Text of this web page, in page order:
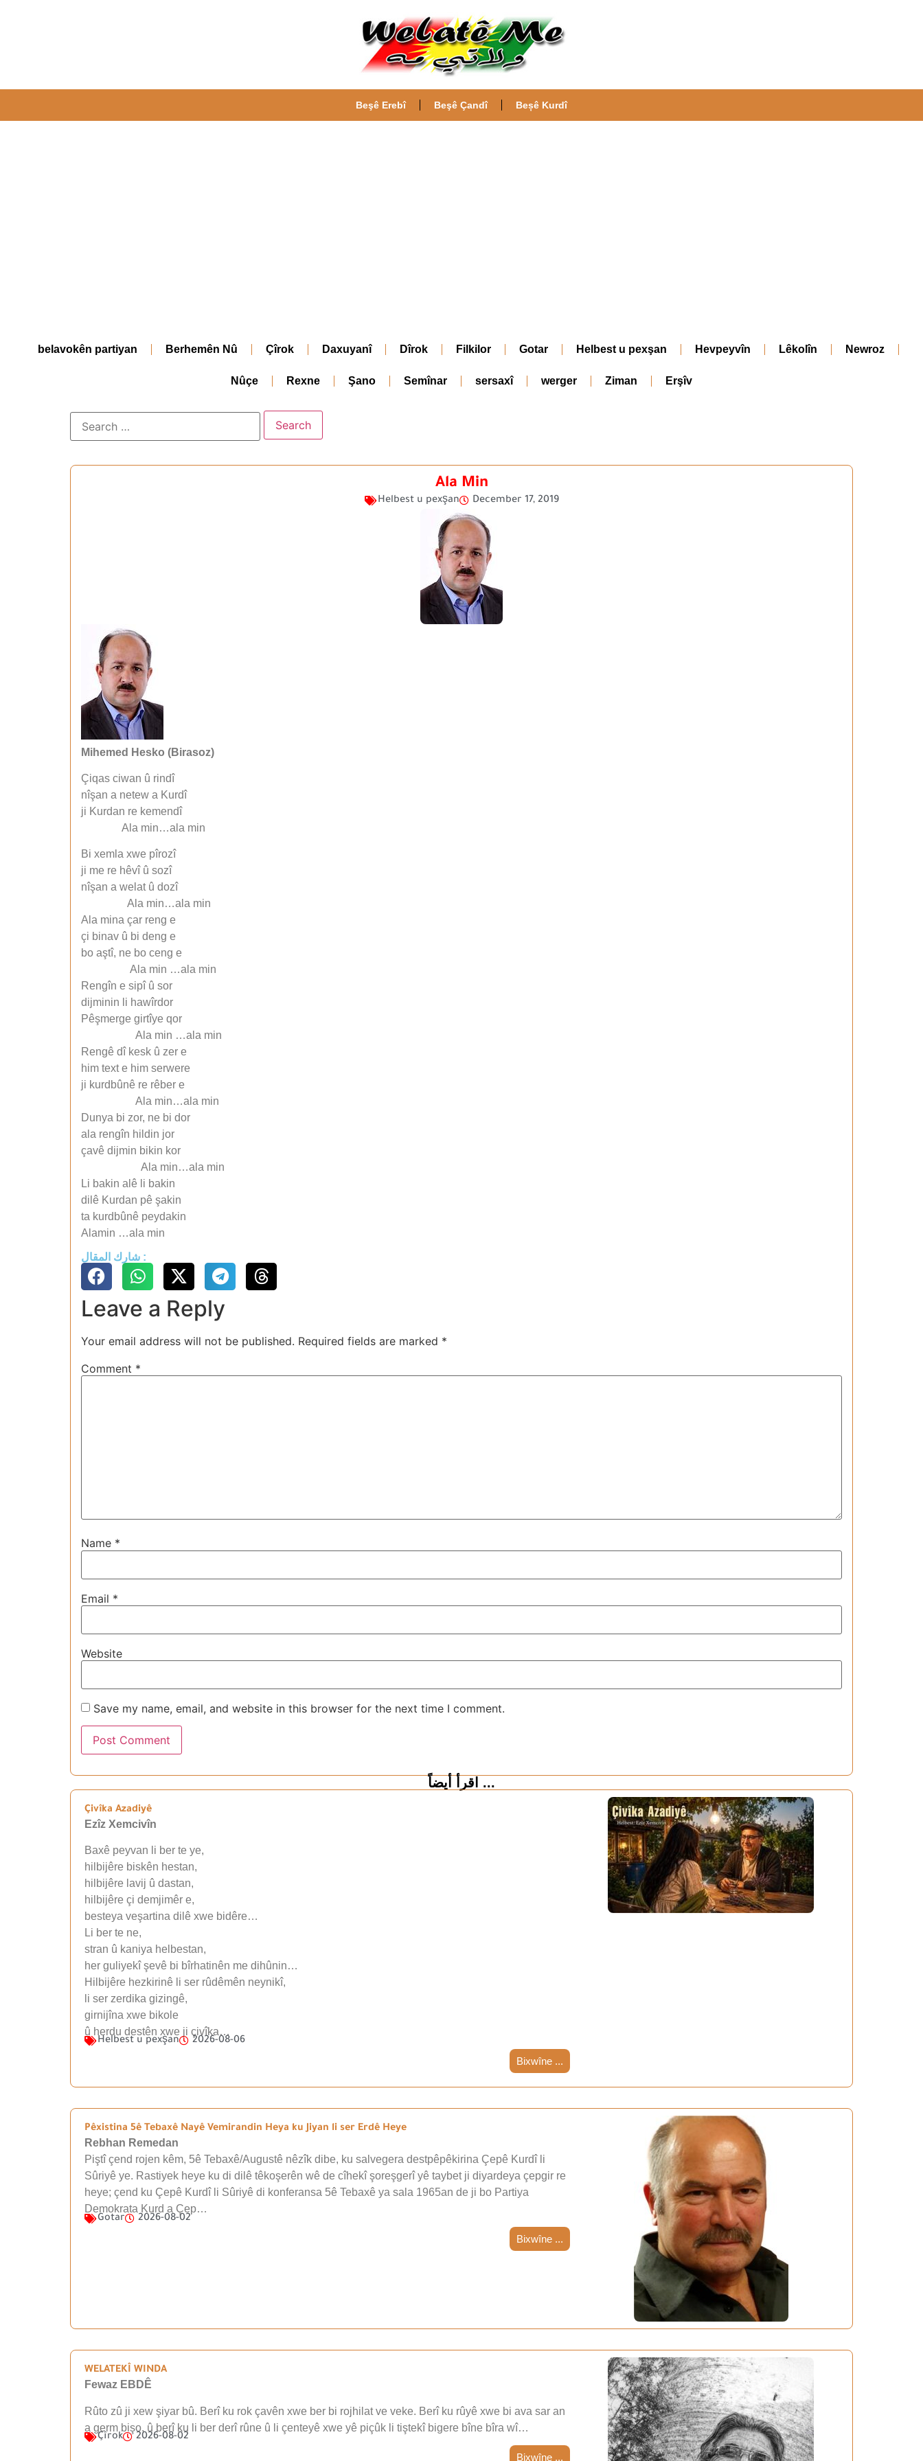
Beşê Erebî Beşê Çandî Beșê Kurdî
belavokên partiyan Berhemên Nû Çîrok Daxuyanî Dîrok Filkilor Gotar Helbest u pexşan Hevpeyvîn Lêkolîn Newroz
Nûçe Rexne Şano Semînar sersaxî werger Ziman Erşîv
Ala Min
Helbest u pexşan December 17, 2019
Mihemed Hesko (Birasoz)
Çiqas ciwan û rindî
nîşan a netew a Kurdî
ji Kurdan re kemendî
Ala min…ala min
Bi xemla xwe pîrozî
ji me re hêvî û sozî
nîşan a welat û dozî
Ala min…ala min
Ala mina çar reng e
çi binav û bi deng e
bo aştî, ne bo ceng e
Ala min …ala min
Rengîn e sipî û sor
dijminin li hawîrdor
Pêşmerge girtîye qor
Ala min …ala min
Rengê dî kesk û zer e
him text e him serwere
ji kurdbûnê re rêber e
Ala min…ala min
Dunya bi zor, ne bi dor
ala rengîn hildin jor
çavê dijmin bikin kor
Ala min…ala min
Li bakin alê li bakin
dilê Kurdan pê şakin
ta kurdbûnê peydakin
Alamin …ala min
شارك المقال :
Leave a Reply
Your email address will not be published. Required fields are marked *
Comment *
Name *
Email *
Website
Save my name, email, and website in this browser for the next time I comment.
اقرأ أيضاً ...
Çivîka Azadiyê
Ezîz Xemcivîn
Baxê peyvan li ber te ye,
hilbijêre biskên hestan,
hilbijêre lavij û dastan,
hilbijêre çi demjimêr e,
besteya veşartina dilê xwe bidêre…
Li ber te ne,
stran û kaniya helbestan,
her guliyekî şevê bi bîrhatinên me dihûnin…
Hilbijêre hezkirinê li ser rûdêmên neynikî,
li ser zerdika gizingê,
girnijîna xwe bikole
û herdu destên xwe ji çivîka…
Helbest u pexşan 2026-08-06
Bixwîne ...
Pêxistina 5ê Tebaxê Nayê Vemirandin Heya ku Jiyan li ser Erdê Heye
Rebhan Remedan
Piştî çend rojen kêm, 5ê Tebaxê/Augustê nêzîk dibe, ku salvegera destpêpêkirina Çepê Kurdî li
Sûriyê ye. Rastiyek heye ku di dilê têkoşerên wê de cîhekî şoreşgerî yê taybet ji diyardeya çepgir re
heye; çend ku Çepê Kurdî li Sûriyê di konferansa 5ê Tebaxê ya sala 1965an de ji bo Partiya
Demokrata Kurd a Çep…
Gotar 2026-08-02
Bixwîne ...
WELATEKÎ WINDA
Fewaz EBDÊ
Rûto zû ji xew şiyar bû. Berî ku rok çavên xwe ber bi rojhilat ve veke. Berî ku rûyê xwe bi ava sar an
a germ bişo, û berî ku li ber derî rûne û li çenteyê xwe yê piçûk li tiştekî bigere bîne bîra wî…
Çîrok 2026-08-02
Bixwîne ...